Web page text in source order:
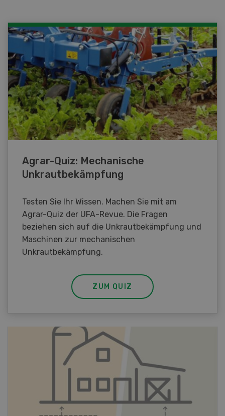
Agrar-Quiz: Mechanische
Unkrautbekämpfung
Testen Sie Ihr Wissen. Machen Sie mit am
Agrar-Quiz der UFA-Revue. Die Fragen
beziehen sich auf die Unkrautbekämpfung und
Maschinen zur mechanischen
Unkrautbekämpfung.
ZUM QUIZ